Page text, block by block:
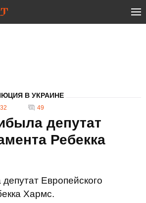
В УКРАИНЕ
49
депутат
Ребекка
Европейского
Хармс.